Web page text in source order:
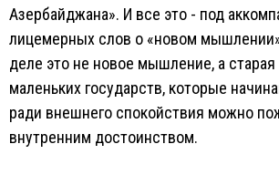
Азербайджана». И все это - под
лицемерных слов о «новом
деле это не новое мышление, а старая
маленьких государств, которые
ради внешнего спокойствия можно
внутренним достоинством.